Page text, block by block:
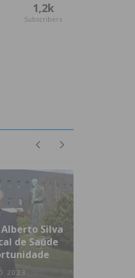
1,2k
Subscribers
Alberto Silva
de Saúde
2023